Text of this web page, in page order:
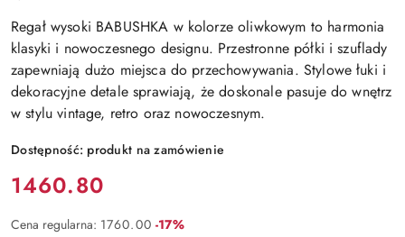
Regał wysoki BABUSHKA w kolorze oliwkowym to harmonia
klasyki i nowoczesnego designu. Przestronne półki i szuflady
zapewniają dużo miejsca do przechowywania. Stylowe łuki i
dekoracyjne detale sprawiają, że doskonale pasuje do wnętrz
w stylu vintage, retro oraz nowoczesnym.
Dostępność: produkt na zamówienie
Cena:
1460.80
Cena regularna: 1760.00 Rabat:
-17%